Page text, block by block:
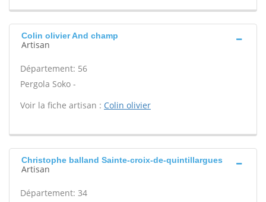
Colin olivier And champ
Artisan
Département: 56
Pergola Soko -
Voir la fiche artisan : Colin olivier
Christophe balland Sainte-croix-de-quintillargues
Artisan
Département: 34